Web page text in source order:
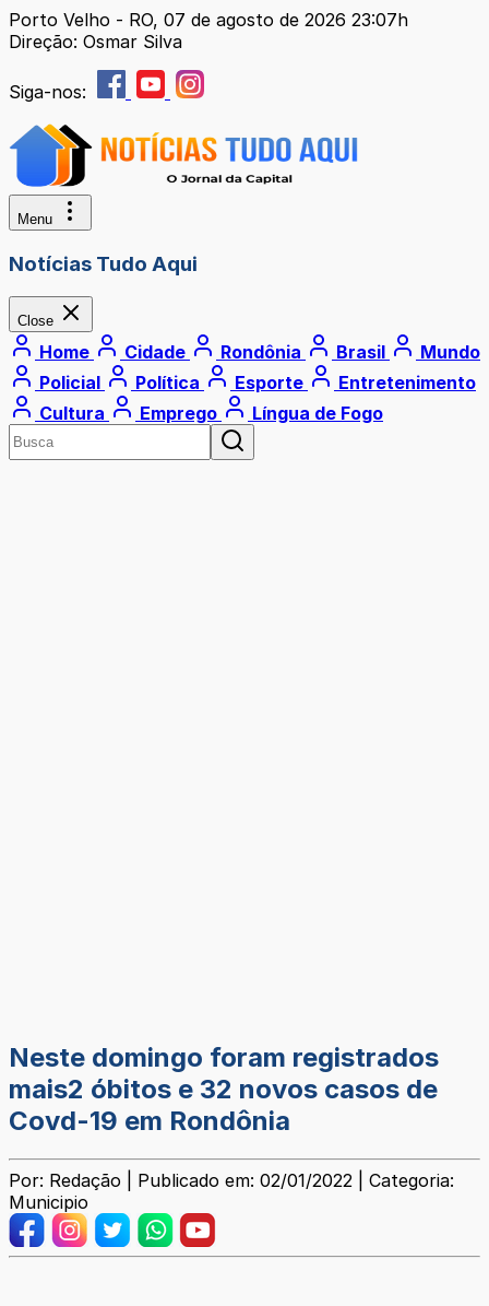
Porto Velho - RO, 07 de agosto de 2026 23:07h
Direção: Osmar Silva
Siga-nos:
Menu
Notícias Tudo Aqui
Close
Home Cidade Rondônia Brasil
Mundo
Policial
Política Esporte
Entretenimento
Cultura
Emprego Língua de Fogo
Neste domingo foram registrados
mais2 óbitos e 32 novos casos de
Covd-19 em Rondônia
Por: Redação | Publicado em: 02/01/2022 | Categoria:
Municipio